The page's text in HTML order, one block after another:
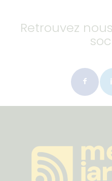
Retrouvez